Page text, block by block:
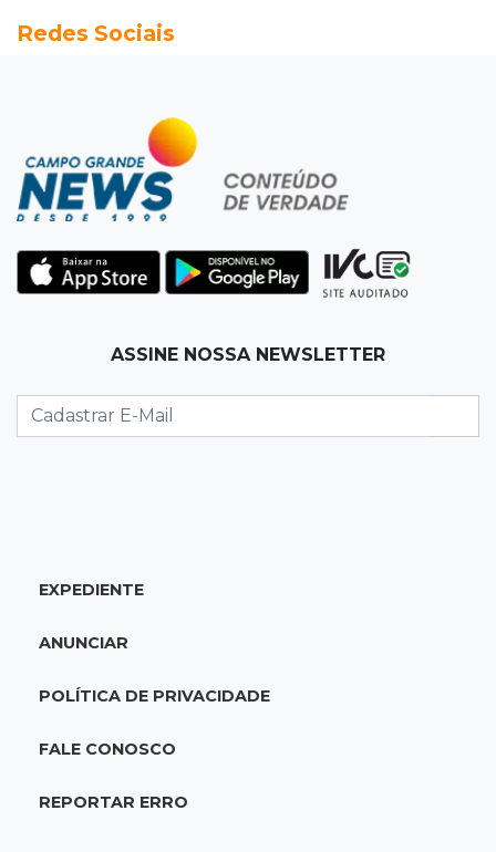
e agora treinam as filhas
Ataque em beco deixa um morto com rosto
deformado e outro ferido
07:2014 de julho
karaokê de Dia dos Pais
A esperança não pode morrer
07:10Previsão
sonho de ser pais chegou
07:03Centro
Briga em bar na 14 termina com rapaz de 21
Planos de Riedel e Fábio multiplicam
Redes Sociais
ASSINE NOSSA NEWSLETTER
EXPEDIENTE
ANUNCIAR
POLÍTICA DE PRIVACIDADE
FALE CONOSCO
REPORTAR ERRO